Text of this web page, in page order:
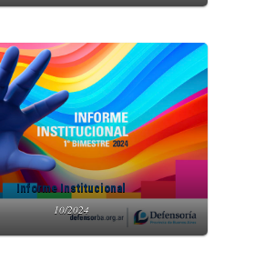
Informe Institucional
10/2024